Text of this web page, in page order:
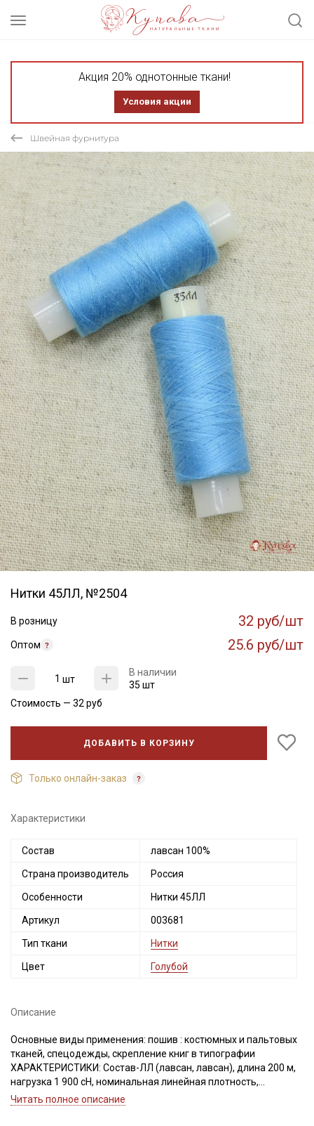
Акция 20% однотонные ткани!
Условия акции
Швейная фурнитура
Нитки 45ЛЛ, №2504
В розницу 32 руб/шт
Оптом 25.6 руб/шт
шт
В наличии
35 шт
Стоимость — 32руб
ДОБАВИТЬ В КОРЗИНУ
Только онлайн-заказ
Характеристики
Состав лавсан 100%
Страна производитель Россия
Особенности Нитки 45ЛЛ
Артикул 003681
Тип ткани Нитки
Цвет Голубой
Описание
Основные виды применения: пошив : костюмных и пальтовых
тканей, спецодежды, скрепление книг в типографии
ХАРАКТЕРИСТИКИ: Состав-ЛЛ (лавсан, лавсан), длина 200 м,
нагрузка 1 900 сН, номинальная линейная плотность,
Текс(структура)- 43,5 (21Текс*2)
Читать полное описание
Секретная рассылка от Купава
Мы публикуем здесь дополнительные
промокоды и скидки до 30% на узкие
Электронная почта
Ознакомлен(а) с Политикой обработки персональных
данныхи даю Согласие на обработку персональных
данных
ДаюСогласие на получение рекламных и